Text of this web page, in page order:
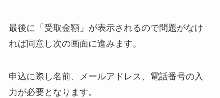
最後に「受取金額」が表示されるので問題がなけ
れば同意し次の画面に進みます。
申込に際し名前、メールアドレス、電話番号の入
力が必要となります。